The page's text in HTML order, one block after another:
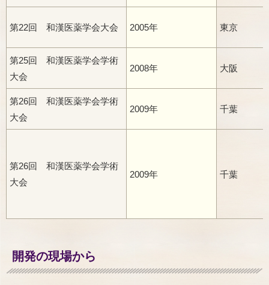
第22回 和漢医薬学会大会 2005年 東京
第25回 和漢医薬学会学術
大会
2008年 大阪
第26回 和漢医薬学会学術
大会
2009年 千葉
第26回 和漢医薬学会学術
大会
2009年 千葉
開発の現場から